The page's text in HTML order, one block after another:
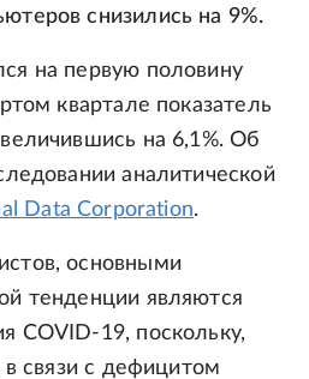
снизились на 9%.
на первую половину
квартале показатель
на 6,1%. Об
аналитической
Data Corporation.
основными
тенденции являются
COVID-19, поскольку,
в связи с дефицитом